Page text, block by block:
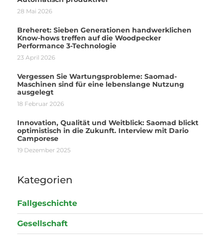
28 Mai 2026
Breheret: Sieben Generationen handwerklichen
Know-hows treffen auf die Woodpecker
Performance 3-Technologie
23 April 2026
Vergessen Sie Wartungsprobleme: Saomad-
Maschinen sind für eine lebenslange Nutzung
ausgelegt
18 Februar 2026
Innovation, Qualität und Weitblick: Saomad blickt
optimistisch in die Zukunft. Interview mit Dario
Camporese
19 Dezember 2025
Kategorien
Fallgeschichte
Gesellschaft